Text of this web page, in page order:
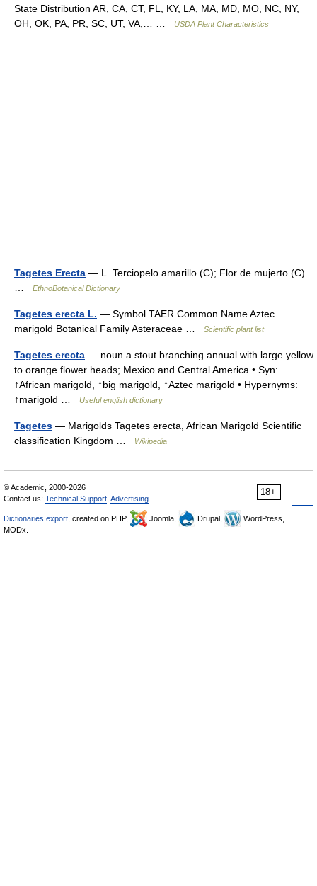
State Distribution AR, CA, CT, FL, KY, LA, MA, MD, MO, NC, NY,
OH, OK, PA, PR, SC, UT, VA,… …
USDA Plant Characteristics
Tagetes Erecta — L. Terciopelo amarillo (C); Flor de mujerto (C)
EthnoBotanical Dictionary
Tagetes erecta L. — Symbol TAER Common Name Aztec
marigold Botanical Family Asteraceae …
Scientific plant list
Tagetes erecta — noun a stout branching annual with large yellow
to orange flower heads; Mexico and Central America • Syn:
↑African marigold, ↑big marigold, ↑Aztec marigold • Hypernyms:
↑marigold …
Useful english dictionary
Tagetes — Marigolds Tagetes erecta, African Marigold Scientific
classification Kingdom …
Wikipedia
18+
© Academic, 2000-2026
Contact us: Technical Support Advertising
Dictionaries export , created on PHP, Joomla, Drupal,
WordPress,
MODx.